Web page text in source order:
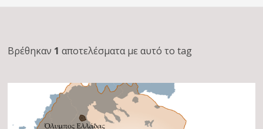
Βρέθηκαν 1 αποτελέσματα με αυτό το tag